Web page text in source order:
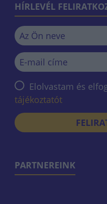
HÍRLEVÉL
Elolvastam és
tájékoztatót
PARTNEREINK